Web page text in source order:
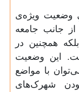
وضعیت ویژه‌ی
جانب جامعه
همچنین در
این وضعیت
با مواضع
بودن شهرک‌های